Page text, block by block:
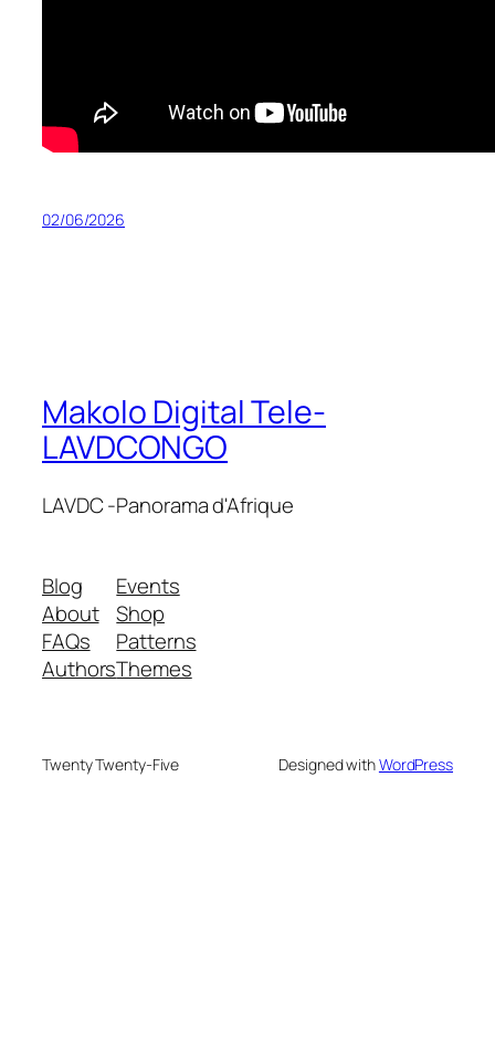
02/06/2026
Makolo Digital Tele-
LAVDCONGO
LAVDC -Panorama d'Afrique
Blog
About
FAQs
Authors
Events
Shop
Patterns
Themes
Twenty Twenty-Five Designed withWordPress